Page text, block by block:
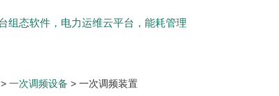
组态软件，电力运维云平台，能耗管理
> 一次调频设备 > 一次调频装置